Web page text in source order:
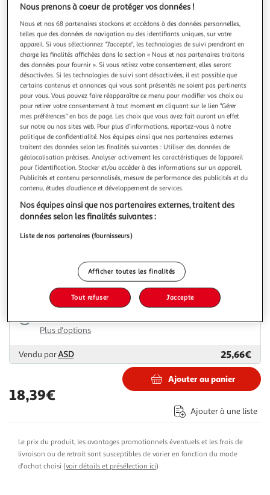
précédente
suivante
ALIZE
Puzzle 1000 pièces Plage de Trégastel – Bretagne –
Paysage côtier – Adulte – Alizé
Ce puzzle « 1000 pièces Plage Trégastel, Bretagne » est un
modèle destiné au loisir créatif, adapté dès 3 ans. Il ne
comporte pas de marquage CE et n’est pas un puzzle 3D ni
un puzzle en bois. Selon ses caractéristiques, il s’agit d’un
puzzle classique aux pièces standards, avec une
classification i
En savoir +
Vendu par Multishop
Livraison dès 6/7 jours
4,99€
Plus d'options
Vendu parMultishop 18,39€
Livraison dès 6/7 jours
GpasPlus
Livraison dès 1/2 semaines
Livraison offerte
Plus d'options
Vendu parASD 25,66€
18,39€
Ajouter au panier
Ajouter à une liste
Le prix du produit, les avantages promotionnels éventuels et les frais de
livraison ou de retrait sont susceptibles de varier en fonction du mode
d'achat choisi (voir détails et présélection ici)
Nous prenons à coeur de protéger vos données !
Nous et nos 68 partenaires stockons et accédons à des données personnelles,
telles que des données de navigation ou des identifiants uniques, sur votre
appareil. Si vous sélectionnez "J'accepte", les technologies de suivi prendront en
charge les finalités affichées dans la section « Nous et nos partenaires traitons
des données pour fournir ». Si vous retirez votre consentement, elles seront
désactivées. Si les technologies de suivi sont désactivées, il est possible que
certains contenus et annonces qui vous sont présentés ne soient pas pertinents
pour vous. Vous pouvez faire réapparaître ce menu pour modifier vos choix ou
pour retirer votre consentement à tout moment en cliquant sur le lien "Gérer
mes préférences" en bas de page. Les choix que vous avez fait auront un effet
sur notre ou nos sites web. Pour plus d’informations, reportez-vous à notre
politique de confidentialité. Nos équipes ainsi que nos partenaires externes
traitent des données selon les finalités suivantes : Utiliser des données de
géolocalisation précises. Analyser activement les caractéristiques de l’appareil
pour l’identification. Stocker et/ou accéder à des informations sur un appareil.
Publicités et contenu personnalisés, mesure de performance des publicités et du
contenu, études d’audience et développement de services.
Nos équipes ainsi que nos partenaires externes, traitent des
données selon les finalités suivantes :
Liste de nos partenaires (fournisseurs)
Afficher toutes les finalités
Tout refuser J'accepte